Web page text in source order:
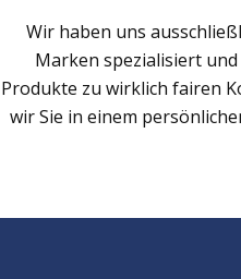
Wir haben uns
Marken spezialisiert
Produkte zu wirklich fairen
wir Sie in einem